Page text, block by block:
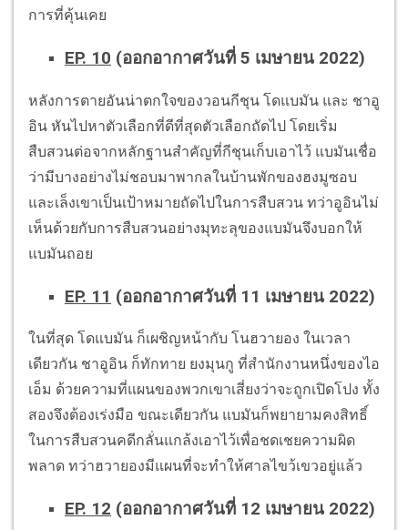
การที่คุ้นเคย
EP. 10 (ออกอากาศวันที่ 5 เมษายน 2022)
หลังการตายอันน่าตกใจของวอนกีชุน โดแบมัน และ ชาอู
อิน หันไปหาตัวเลือกที่ดีที่สุดตัวเลือกถัดไป โดยเริ่ม
สืบสวนต่อจากหลักฐานสำคัญที่กีชุนเก็บเอาไว้ แบมันเชื่อ
ว่ามีบางอย่างไม่ชอบมาพากลในบ้านพักของฮงมูซอบ
และเล็งเขาเป็นเป้าหมายถัดไปในการสืบสวน ทว่าอูอินไม่
เห็นด้วยกับการสืบสวนอย่างมุทะลุของแบมันจึงบอกให้
แบมันถอย
EP. 11 (ออกอากาศวันที่ 11 เมษายน 2022)
ในที่สุด โดแบมัน ก็เผชิญหน้ากับ โนฮวายอง ในเวลา
เดียวกัน ชาอูอิน ก็ทักทาย ยงมุนกู ที่สำนักงานหนึ่งของไอ
เอ็ม ด้วยความที่แผนของพวกเขาเสี่ยงว่าจะถูกเปิดโปง ทั้ง
สองจึงต้องเร่งมือ ขณะเดียวกัน แบมันก็พยายามคงสิทธิ์
ในการสืบสวนคดีกลั่นแกล้งเอาไว้เพื่อชดเชยความผิด
พลาด ทว่าฮวายองมีแผนที่จะทำให้ศาลไขว้เขวอยู่แล้ว
EP. 12 (ออกอากาศวันที่ 12 เมษายน 2022)